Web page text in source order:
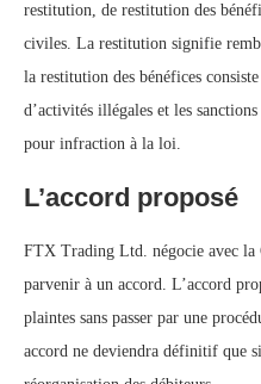
restitution, de restitution des
civiles. La restitution signifie
la restitution des bénéfices
d’activités illégales et les
pour infraction à la loi.
L’accord proposé
FTX Trading Ltd. négocie avec la
parvenir à un accord. L’accord
plaintes sans passer par une
accord ne deviendra définitif que